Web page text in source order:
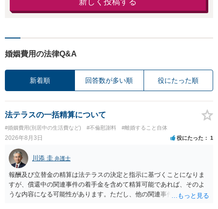
婚姻費用の法律Q&A
新着順 回答数が多い順 役にたった順
法テラスの一括精算について
#婚姻費用(別居中の生活費など) #不倫慰謝料 #離婚すること自体
2026年8月3日 役にたった 1
川添 圭 弁護士
報酬及び立替金の精算は法テラスの決定と指示に基づくことになりま
すが、償還中の関連事件の着手金を含めて精算可能であれば、そのよ
うな内容になる可能性があります。ただし、他の関連事件でも相手方